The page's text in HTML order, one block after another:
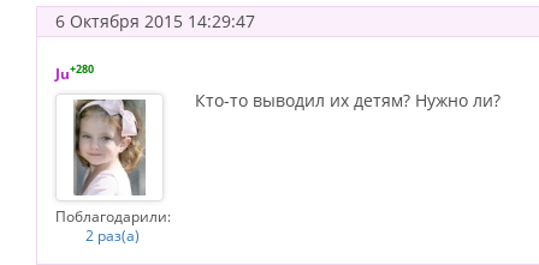
6 Октября 2015 14:29:47
Ju+280
Поблагодарили:
2 раз(а)
Кто-то выводил их детям? Нужно ли?